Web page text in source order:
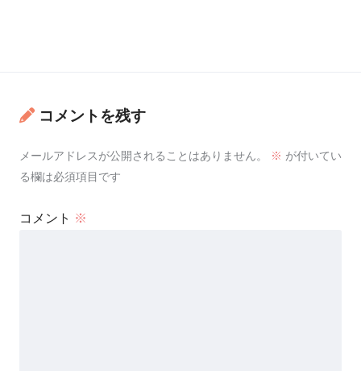
コメントを残す
メールアドレスが公開されることはありません。 ※ が付いてい
る欄は必須項目です
コメント ※